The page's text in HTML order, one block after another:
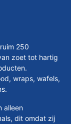
250
zoet tot hartig
wraps, wafels,
alleen
dit omdat zij